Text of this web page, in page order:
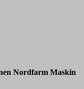
Nordfarm Maskin